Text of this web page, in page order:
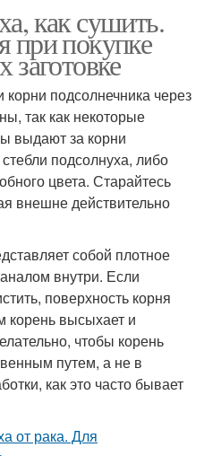
как сушить.
при покупке
подсолнечника через
так как некоторые
выдают за корни
подсолнуха, либо
цвета. Старайтесь
внешне действительно
собой плотное
внутри. Если
поверхность корня
корень высыхает и
чтобы корень
путем, а не в
как это часто бывает